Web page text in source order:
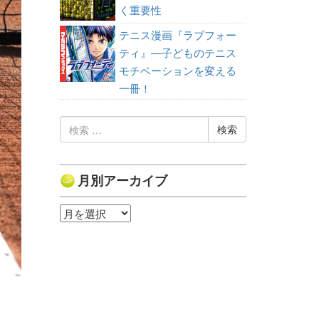
く重要性
テニス漫画『ラブフォー
ティ』—子どものテニス
モチベーションを変える
一冊！
検
索:
月別アーカイブ
月